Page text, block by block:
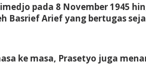
pada 8 November 1945
Basrief Arief yang bertugas
ke masa, Prasetyo juga